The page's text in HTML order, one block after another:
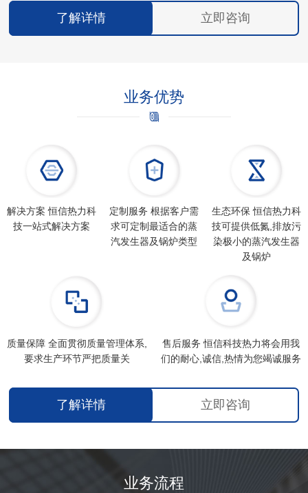
了解详情 立即咨询
业务优势
解决方案 恒信热力科
技一站式解决方案
定制服务 根据客户需
求可定制最适合的蒸
汽发生器及锅炉类型
生态环保 恒信热力科
技可提供低氮,排放污
染极小的蒸汽发生器
及锅炉
质量保障 全面贯彻质量管理体系,
要求生产环节严把质量关
售后服务 恒信科技热力将会用我
们的耐心,诚信,热情为您竭诚服务
了解详情 立即咨询
业务流程